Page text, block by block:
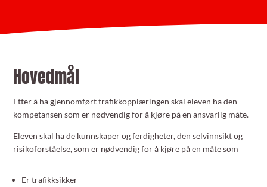
Hovedmål
Etter å ha gjennomført trafikkopplæringen skal eleven ha den
kompetansen som er nødvendig for å kjøre på en ansvarlig måte.
Eleven skal ha de kunnskaper og ferdigheter, den selvinnsikt og
risikoforståelse, som er nødvendig for å kjøre på en måte som
Er trafikksikker